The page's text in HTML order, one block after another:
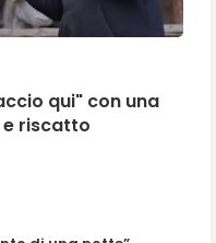
qui" con una
riscatto